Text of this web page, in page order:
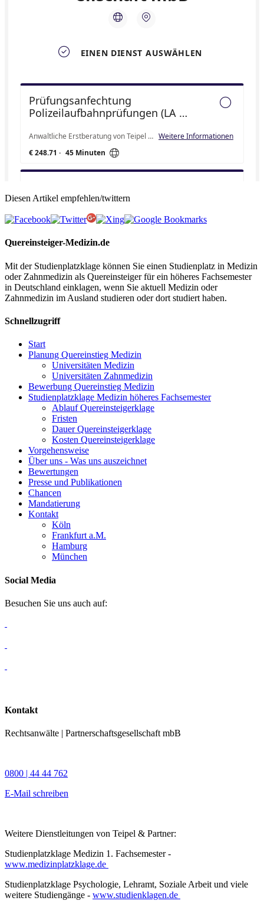
Diesen Artikel empfehlen/twittern
Quereinsteiger-Medizin.de
Mit der Studienplatzklage können Sie einen Studienplatz in Medizin
oder Zahnmedizin als Quereinsteiger für ein höheres Fachsemester
in Deutschland einklagen, wenn Sie aktuell Medizin oder
Zahnmedizin im Ausland studieren oder dort studiert haben.
Schnellzugriff
Start
Planung Quereinstieg Medizin
Universitäten Medizin
Universitäten Zahnmedizin
Bewerbung Quereinstieg Medizin
Studienplatzklage Medizin höheres Fachsemester
Ablauf Quereinsteigerklage
Fristen
Dauer Quereinsteigerklage
Kosten Quereinsteigerklage
Vorgehensweise
Über uns - Was uns auszeichnet
Bewertungen
Presse und Publikationen
Chancen
Mandatierung
Kontakt
Köln
Frankfurt a.M.
Hamburg
München
Social Media
Besuchen Sie uns auch auf:
Kontakt
Rechtsanwälte | Partnerschaftsgesellschaft mbB
0800 | 44 44 762
E-Mail schreiben
Weitere Dienstleitungen von Teipel & Partner:
Studienplatzklage Medizin 1. Fachsemester -
www.medizinplatzklage.de
Studienplatzklage Psychologie, Lehramt, Soziale Arbeit und viele
weitere Studiengänge - www.studienklagen.de